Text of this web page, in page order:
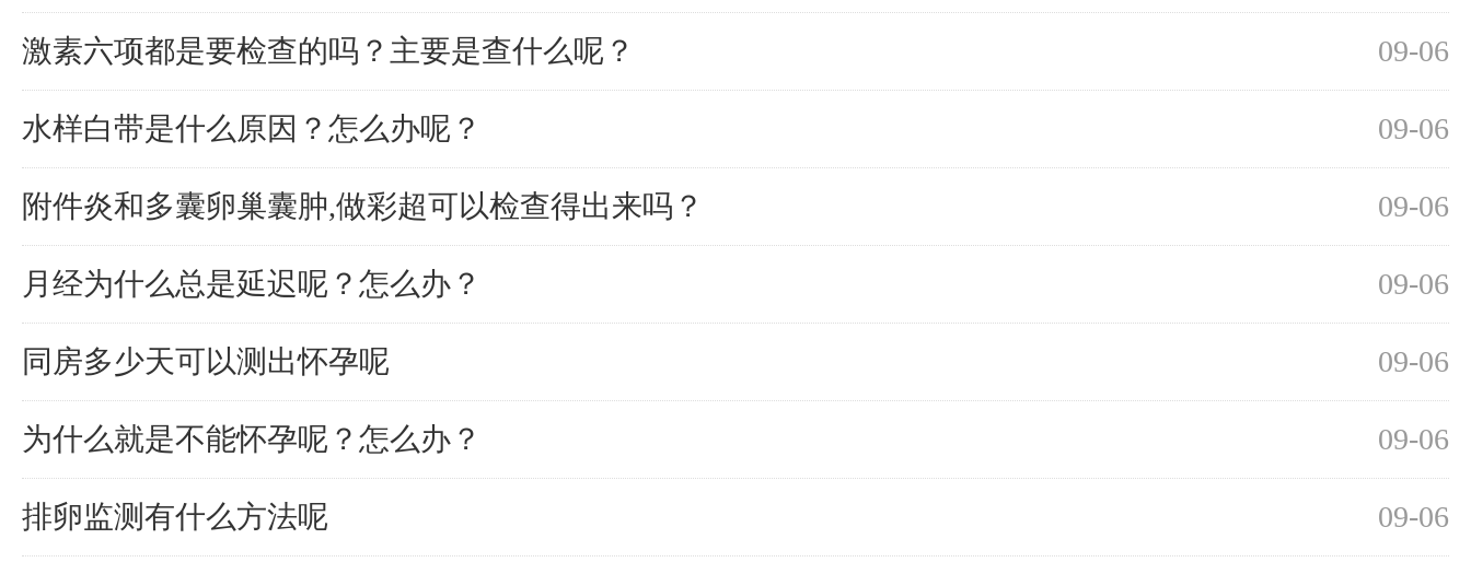
09-06
激素六项都是要检查的吗？主要是查什么呢？
09-06
水样白带是什么原因？怎么办呢？
09-06
附件炎和多囊卵巢囊肿,做彩超可以检查得出来吗？
09-06
月经为什么总是延迟呢？怎么办？
09-06
同房多少天可以测出怀孕呢
09-06
为什么就是不能怀孕呢？怎么办？
09-06
排卵监测有什么方法呢